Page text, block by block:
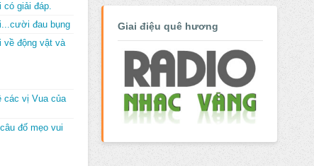
có giải đáp.
đau bụng
về động vật và
các vị Vua của
đố mẹo vui
Giai điệu quê hương